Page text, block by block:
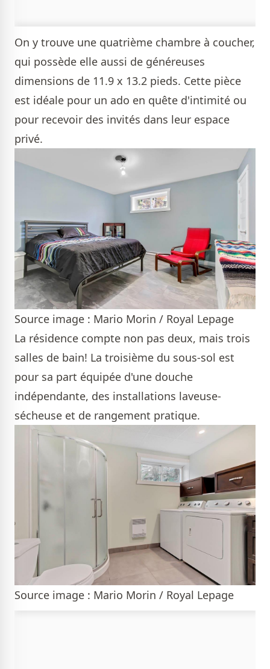
On y trouve une quatrième chambre à coucher,
qui possède elle aussi de généreuses
dimensions de 11.9 x 13.2 pieds. Cette pièce
est idéale pour un ado en quête d'intimité ou
pour recevoir des invités dans leur espace
privé.
Source image : Mario Morin / Royal Lepage
La résidence compte non pas deux, mais trois
salles de bain! La troisième du sous-sol est
pour sa part équipée d'une douche
indépendante, des installations laveuse-
sécheuse et de rangement pratique.
Source image : Mario Morin / Royal Lepage